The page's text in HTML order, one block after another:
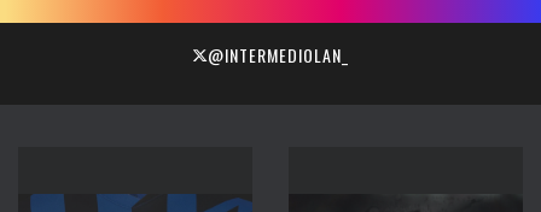
@INTERMEDIOLAN_